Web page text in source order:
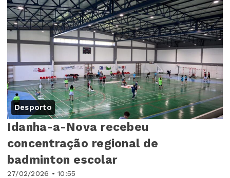
Desporto
27/02/2026 • 10:55
Idanha-a-Nova recebeu
concentração regional de
badminton escolar